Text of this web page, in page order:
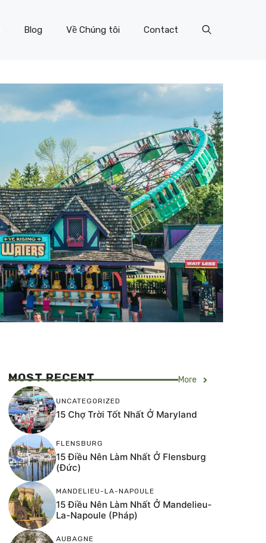
Blog Về Chúng tôi Contact
MOST RECENT More
UNCATEGORIZED
15 Chợ Trời Tốt Nhất Ở Maryland
FLENSBURG
15 Điều Nên Làm Nhất Ở Flensburg
(Đức)
MANDELIEU-LA-NAPOULE
15 Điều Nên Làm Nhất Ở Mandelieu-
La-Napoule (Pháp)
AUBAGNE